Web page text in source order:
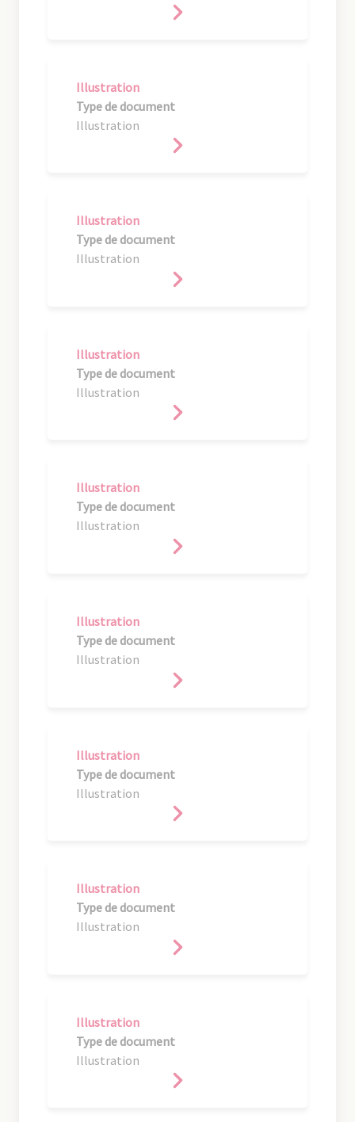
Illustration
Type de document
Illustration
Illustration
Type de document
Illustration
Illustration
Type de document
Illustration
Illustration
Type de document
Illustration
Illustration
Type de document
Illustration
Illustration
Type de document
Illustration
Illustration
Type de document
Illustration
Illustration
Type de document
Illustration